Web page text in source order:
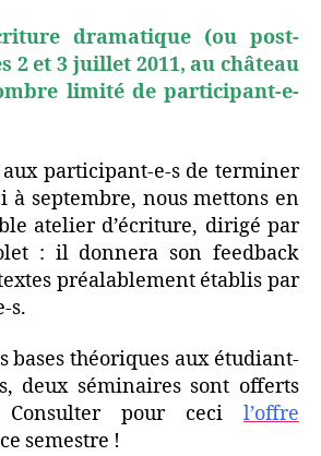
dramatique (ou post-
2 et 3 juillet 2011, au château
limité de participant-e-
participant-e-s de terminer
à septembre, nous mettons en
atelier d’écriture, dirigé par
: il donnera son feedback
préalablement établis par
s.
bases théoriques aux étudiant-
deux séminaires sont offerts
pour ceci l’offre
semestre !